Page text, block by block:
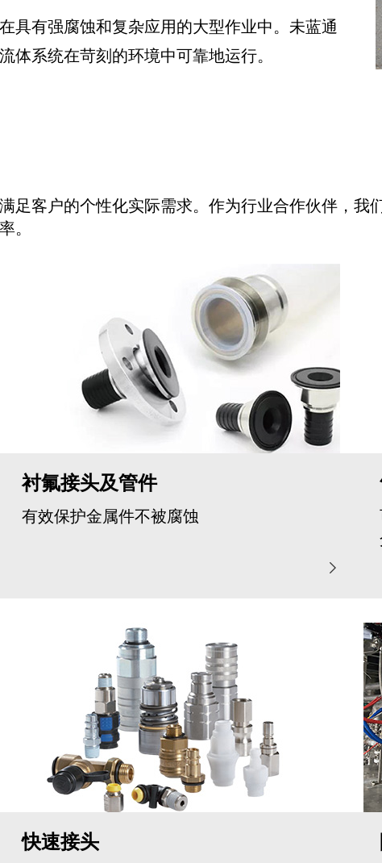
具有强腐蚀和复杂应用的大型作业中。未蓝通
体系统在苛刻的环境中可靠地运行。
足客户的个性化实际需求。作为行业合作伙伴，我
。
衬氟接头及管件
有效保护金属件不被腐蚀
快速接头